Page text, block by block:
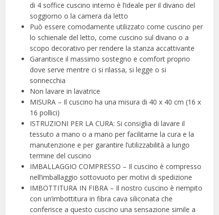
di 4 soffice cuscino interno è l’ideale per il divano del
soggiorno o la camera da letto
Può essere comodamente utilizzato come cuscino per
lo schienale del letto, come cuscino sul divano o a
scopo decorativo per rendere la stanza accattivante
Garantisce il massimo sostegno e comfort proprio
dove serve mentre ci si rilassa, si legge o si
sonnecchia
Non lavare in lavatrice
MISURA – Il cuscino ha una misura di 40 x 40 cm (16 x
16 pollici)
ISTRUZIONI PER LA CURA: Si consiglia di lavare il
tessuto a mano o a mano per facilitarne la cura e la
manutenzione e per garantire l’utilizzabilità a lungo
termine del cuscino
IMBALLAGGIO COMPRESSO – Il cuscino è compresso
nell’imballaggio sottovuoto per motivi di spedizione
IMBOTTITURA IN FIBRA – Il nostro cuscino è riempito
con un’imbottitura in fibra cava siliconata che
conferisce a questo cuscino una sensazione simile a